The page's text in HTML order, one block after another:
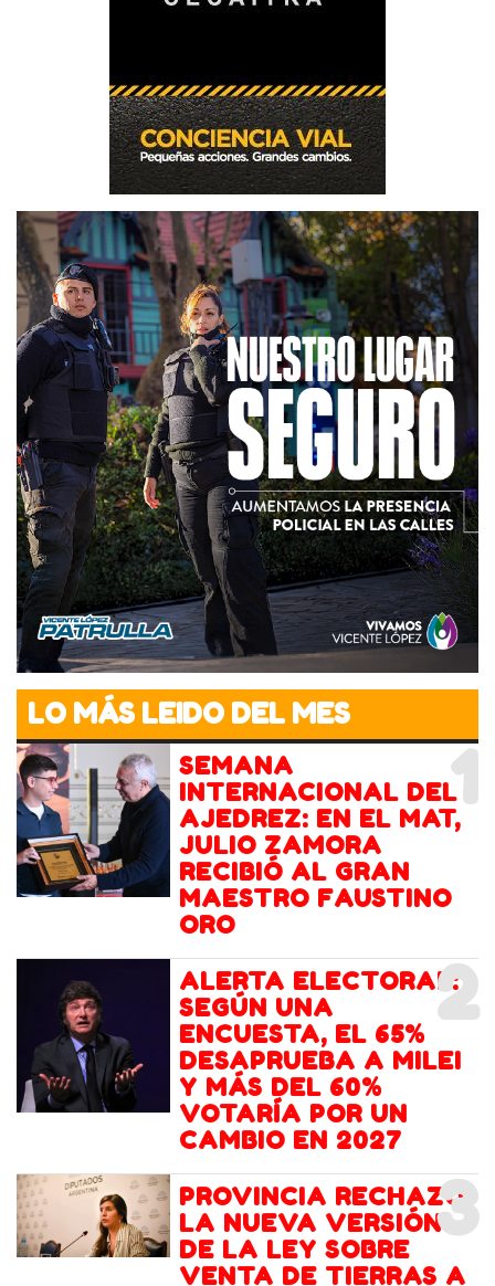
LO MÁS LEIDO DEL MES
1
SEMANA
INTERNACIONAL DEL
AJEDREZ: EN EL MAT,
JULIO ZAMORA
RECIBIÓ AL GRAN
MAESTRO FAUSTINO
ORO
2
ALERTA ELECTORAL:
SEGÚN UNA
ENCUESTA, EL 65%
DESAPRUEBA A MILEI
Y MÁS DEL 60%
VOTARÍA POR UN
CAMBIO EN 2027
3
PROVINCIA RECHAZÓ
LA NUEVA VERSIÓN
DE LA LEY SOBRE
VENTA DE TIERRAS A